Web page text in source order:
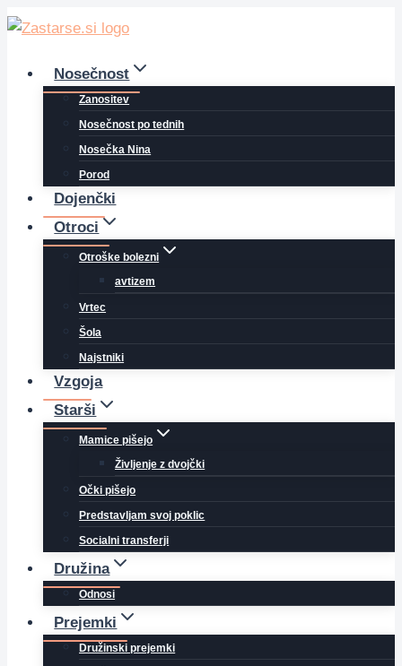
Skip
contentNosečnost
Zanositev
Nosečnost po tednih
Nosečka Nina
Porod
Dojenčki
Otroci
Otroške bolezni
avtizem
Vrtec
Šola
Najstniki
Vzgoja
Starši
Mamice pišejo
Življenje z dvojčki
Očki pišejo
Predstavljam svoj poklic
Socialni transferji
Družina
Odnosi
Prejemki
Družinski prejemki